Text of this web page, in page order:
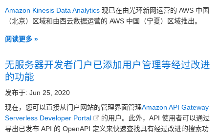
Amazon Kinesis Data Analytics 现已在由光环新网运营的 AWS 中国
（北京）区域和由西云数据运营的 AWS 中国（宁夏）区域推出。
阅读更多 »
无服务器开发者门户已添加用户管理等经过改进
的功能
发布于: Jun 25, 2020
现在，您可以直接从门户网站的管理界面管理Amazon API Gateway
Serverless Developer Portal
的用户。此外，API 使用者可以通过
导出已发布 API 的 OpenAPI 定义来快速查找具有经过改进的搜索功